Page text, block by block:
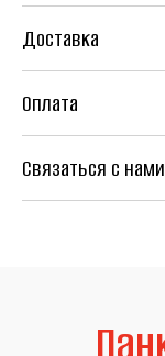
Доставка
Оплата
Связаться с нами
Аудиокассеты